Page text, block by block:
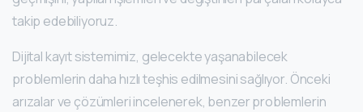
takip edebiliyoruz.
Dijital kayıt sistemimiz, gelecekte yaşanabilecek
problemlerin daha hızlı teşhis edilmesini sağlıyor. Önceki
arızalar ve çözümleri incelenerek, benzer problemlerin